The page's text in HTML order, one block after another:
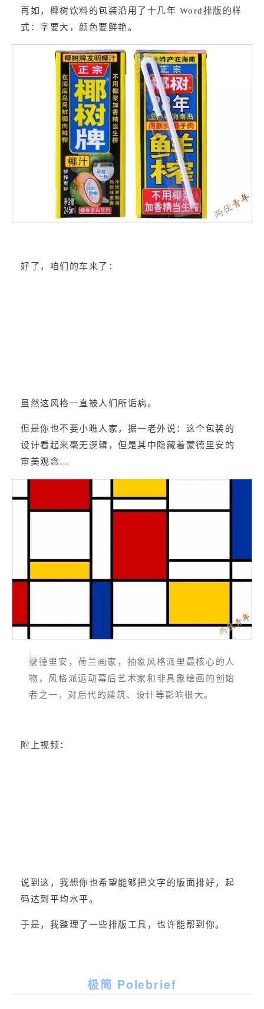
再如，椰树饮料的包装沿用了十几年 Word排版的样
式：字要大，颜色要鲜艳。
好了，咱们的车来了：
虽然这风格一直被人们所诟病。
但是你也不要小瞧人家，据一老外说：这个包装的
设计看起来毫无逻辑，但是其中隐藏着蒙德里安的
审美观念…
蒙德里安，荷兰画家，抽象风格派里最核心的人
物，风格派运动幕后艺术家和非具象绘画的创始
者之一，对后代的建筑、设计等影响很大。
附上视频：
说到这，我想你也希望能够把文字的版面排好，起
码达到平均水平。
于是，我整理了一些排版工具，也许能帮到你。
极简 Polebrief